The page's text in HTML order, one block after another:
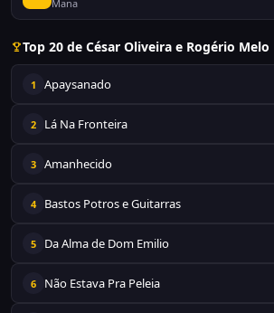
Mana
Top 20 de César Oliveira e Rogério Melo
1 Apaysanado
2 Lá Na Fronteira
3 Amanhecido
4 Bastos Potros e Guitarras
5 Da Alma de Dom Emilio
6 Não Estava Pra Peleia